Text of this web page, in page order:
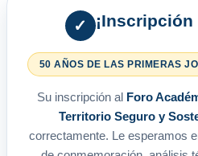
✓
50 AÑOS DE LAS PRIMERAS
Su inscripción al Foro
Territorio Seguro y
correctamente. Le esperamos